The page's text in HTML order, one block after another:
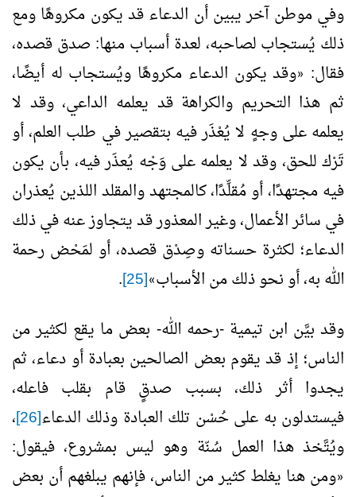
وفي موطن آخر يبين أن الدعاء قد يكون مكروهًا ومع
ذلك يُستجاب لصاحبه، لعدة أسباب منها: صدق قصده،
فقال: «وقد يكون الدعاء مكروهًا ويُستجاب له أيضًا،
ثم هذا التحريم والكراهة قد يعلمه الداعي، وقد لا
يعلمه على وجهٍ لا يُعْذَر فيه بتقصير في طلب العلم، أو
تَرْك للحق، وقد لا يعلمه على وَجْه يُعذَر فيه، بأن يكون
فيه مجتهدًا، أو مُقلِّدًا، كالمجتهد والمقلد اللذين يُعذران
في سائر الأعمال، وغير المعذور قد يتجاوز عنه في ذلك
الدعاء؛ لكثرة حسناته وصِدْق قصده، أو لمَحْض رحمة
الله به، أو نحو ذلك من الأسباب»
[25]
.
وقد بيَّن ابن تيمية -رحمه الله- بعض ما يقع لكثير من
الناس؛ إذ قد يقوم بعض الصالحين بعبادة أو دعاء، ثم
يجدوا أثر ذلك، بسبب صدقٍ قام بقلب فاعله،
فيستدلون به على حُسْن تلك العبادة وذلك الدعاء[26]
،
ويُتَّخذ هذا العمل سُنّة وهو ليس بمشروع، فيقول:
«ومن هنا يغلط كثير من الناس، فإنهم يبلغهم أن بعض